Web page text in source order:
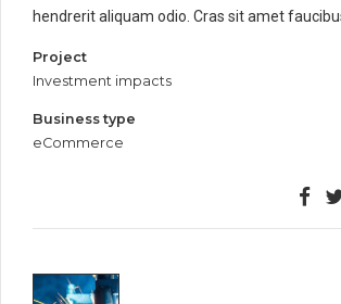
hendrerit aliquam odio. Cras sit amet
Project
Investment impacts
Business type
eCommerce